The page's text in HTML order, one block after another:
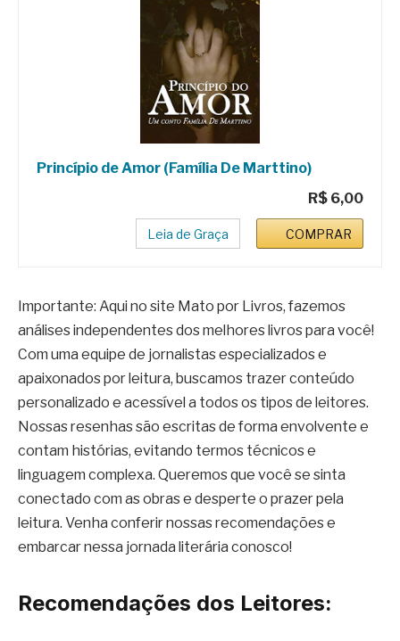
Princípio de Amor (Família De Marttino)
R$ 6,00
Leia de Graça COMPRAR
Importante: Aqui no site Mato por Livros, fazemos
análises independentes dos melhores livros para você!
Com uma equipe de jornalistas especializados e
apaixonados por leitura, buscamos trazer conteúdo
personalizado e acessível a todos os tipos de leitores.
Nossas resenhas são escritas de forma envolvente e
contam histórias, evitando termos técnicos e
linguagem complexa. Queremos que você se sinta
conectado com as obras e desperte o prazer pela
leitura. Venha conferir nossas recomendações e
embarcar nessa jornada literária conosco!
Recomendações dos Leitores: